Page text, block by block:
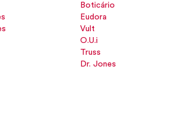
Boticário
Eudora
Vult
O.U.i
Truss
Dr. Jones